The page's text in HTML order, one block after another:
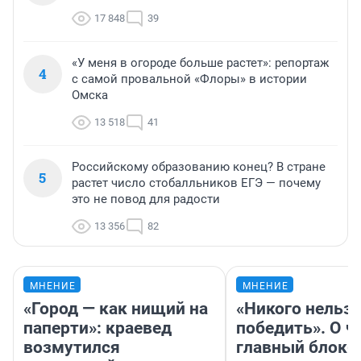
17 848 39
4
«У меня в огороде больше растет»: репортаж
с самой провальной «Флоры» в истории
Омска
13 518 41
5
Российскому образованию конец? В стране
растет число стобалльников ЕГЭ — почему
это не повод для радости
13 356 82
МНЕНИЕ
«Город — как нищий на
паперти»: краевед
возмутился
МНЕНИЕ
«Никого нельзя
победить». О
главный